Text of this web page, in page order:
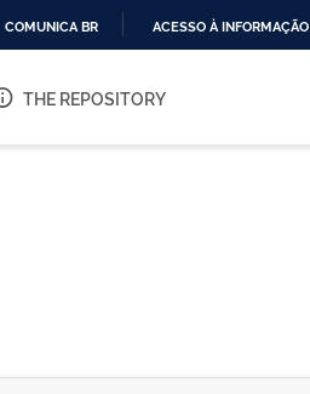
O
COMUNICA BR ACESSO À INFORMAÇÃO
THE REPOSITORY